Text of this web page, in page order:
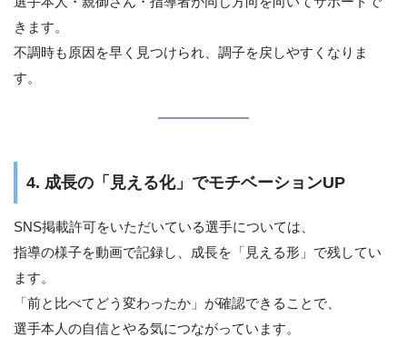
きます。
不調時も原因を早く見つけられ、調子を戻しやすくなりま
す。
4. 成長の「見える化」でモチベーションUP
SNS掲載許可をいただいている選手については、
指導の様子を動画で記録し、成長を「見える形」で残してい
ます。
「前と比べてどう変わったか」が確認できることで、
選手本人の自信とやる気につながっています。